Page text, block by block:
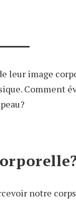
leur image
Comment
notre